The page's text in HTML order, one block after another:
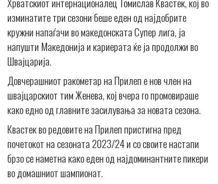
изминатите три сезони беше еден од најдобрите
кружни напаѓачи во македонската Супер лига, ја
напушти Македонија и кариерата ќе ја продолжи во
Швајцарија.
Довчерашниот ракометар на Прилеп е нов член на
швајцарскиот тим Женева, кој вчера го промовираше
како едно од главните засилувања за новата сезона.
Квастек во редовите на Прилеп пристигна пред
почетокот на сезоната 2023/24 и со своите настапи
брзо се наметна како еден од најдоминантните пикери
во домашниот шампионат.